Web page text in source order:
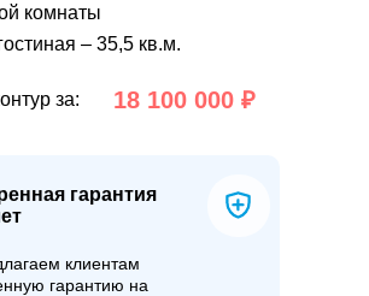
гарантия
клиентам
гарантию на
за:
– 35,5 кв.м.
комнаты
18 100 000 ₽